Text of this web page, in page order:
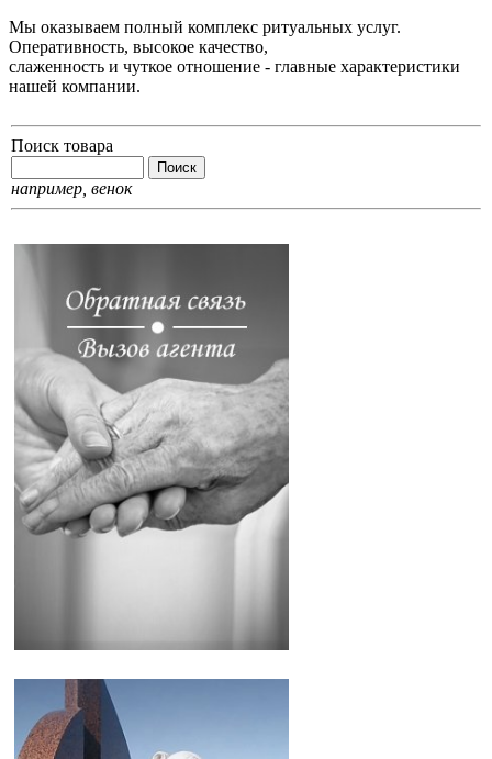
Мы оказываем полный комплекс ритуальных услуг.
Оперативность, высокое качество,
слаженность и чуткое отношение - главные характеристики
нашей компании.
Поиск товара
например, венок